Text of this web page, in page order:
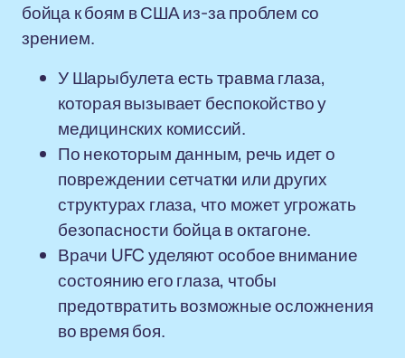
бойца к боям в США из-за проблем со
зрением.
У Шарыбулета есть травма глаза,
которая вызывает беспокойство у
медицинских комиссий.
По некоторым данным, речь идет о
повреждении сетчатки или других
структурах глаза, что может угрожать
безопасности бойца в октагоне.
Врачи UFC уделяют особое внимание
состоянию его глаза, чтобы
предотвратить возможные осложнения
во время боя.